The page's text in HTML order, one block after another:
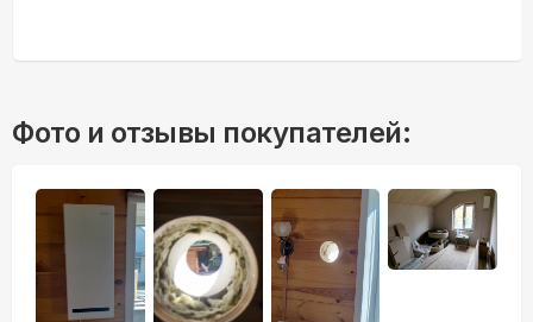
Фото и отзывы покупателей: